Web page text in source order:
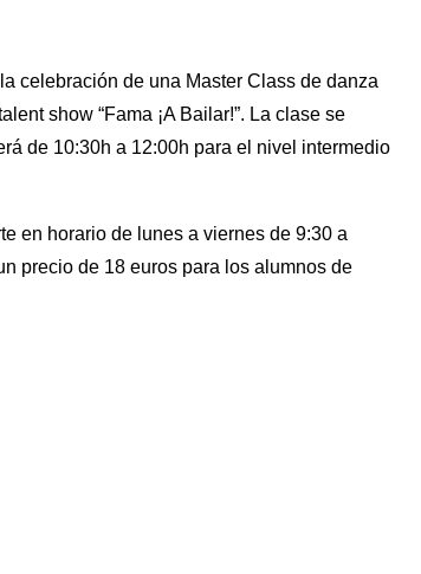
celebración de una Master Class de danza
show “Fama ¡A Bailar!”. La clase se
de 10:30h a 12:00h para el nivel intermedio
en horario de lunes a viernes de 9:30 a
precio de 18 euros para los alumnos de